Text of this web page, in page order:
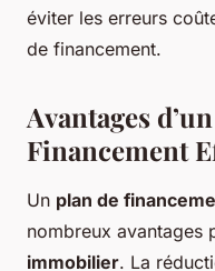
éviter les erreurs
de financement.
Avantages
Financement
Un plan de
nombreux avantages
immobilier. La